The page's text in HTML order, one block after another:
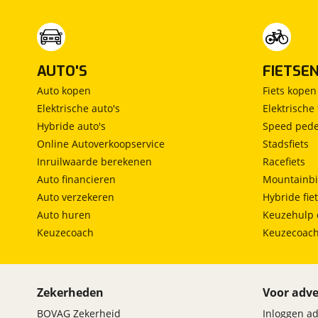
AUTO'S
Auto kopen
Elektrische auto's
Hybride auto's
Online Autoverkoopservice
Inruilwaarde berekenen
Auto financieren
Auto verzekeren
Auto huren
Keuzecoach
FIETSEN
Fiets kopen
Elektrische
Speed
Stadsfiets
Racefiets
Hybride
Keuzehulp
Keuzecoach
Zekerheden
BOVAG Zekerheid
Voor
Inloggen